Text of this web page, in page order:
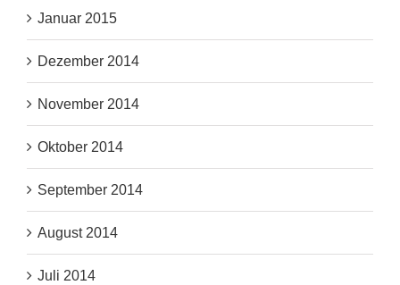
Januar 2015
Dezember 2014
November 2014
Oktober 2014
September 2014
August 2014
Juli 2014